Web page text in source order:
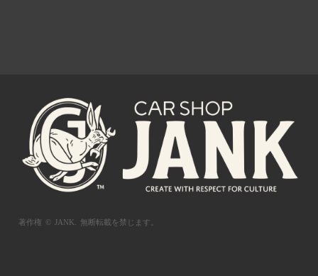
著作権 © JANK. 無断転載を禁じます。